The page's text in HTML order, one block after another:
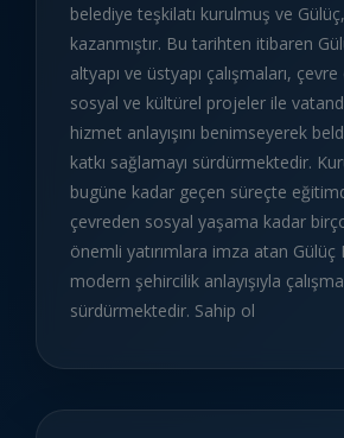
belediye teşkilatı kurulmuş ve
kazanmıştır. Bu tarihten itibaren
altyapı ve üstyapı çalışmaları,
sosyal ve kültürel projeler ile
hizmet anlayışını benimseyerek
katkı sağlamayı sürdürmektedir.
bugüne kadar geçen süreçte
çevreden sosyal yaşama kadar
önemli yatırımlara imza atan Gülüç
modern şehircilik anlayışıyla
sürdürmektedir. Sahip ol